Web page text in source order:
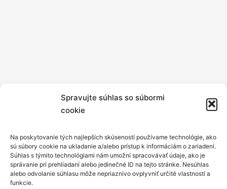
Spravujte súhlas so súbormi
cookie
Na poskytovanie tých najlepších skúseností používame technológie, ako
sú súbory cookie na ukladanie a/alebo prístup k informáciám o zariadení.
Súhlas s týmito technológiami nám umožní spracovávať údaje, ako je
správanie pri prehliadaní alebo jedinečné ID na tejto stránke. Nesúhlas
alebo odvolanie súhlasu môže nepriaznivo ovplyvniť určité vlastnosti a
funkcie.